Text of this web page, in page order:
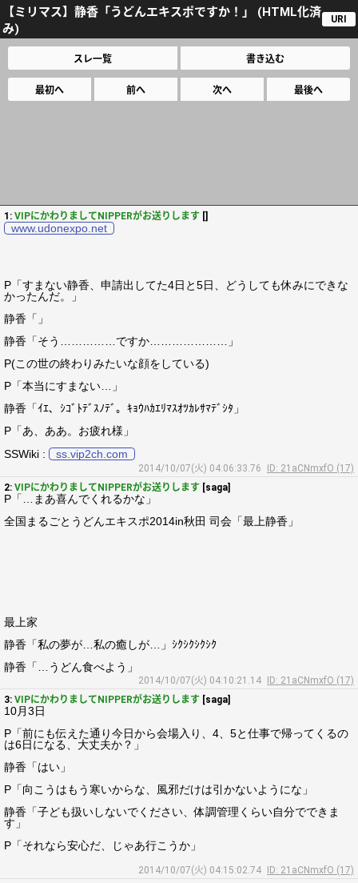
【ミリマス】静香「うどんエキスポですか！」 (HTML化済
み)
URI
スレ一覧 書き込む
最初へ 前へ 次へ 最後へ
1: VIPにかわりましてNIPPERがお送りします []
www.udonexpo.net
P「すまない静香、申請出してた4日と5日、どうしても休みにできな
かったんだ。」
静香「」
静香「そう……………ですか…………………」
P(この世の終わりみたいな顔をしている)
P「本当にすまない…」
静香「ｲｴ、ｼｺﾞﾄﾃﾞｽﾉﾃﾞ。ｷｮｳﾊｶｴﾘﾏｽｵﾂｶﾚｻﾏﾃﾞｼﾀ」
P「あ、ああ。お疲れ様」
SSWiki :
ss.vip2ch.com
2014/10/07(火) 04:06:33.76
ID: 21aCNmxfO (17)
2: VIPにかわりましてNIPPERがお送りします [saga]
P「…まあ喜んでくれるかな」
全国まるごとうどんエキスポ2014in秋田 司会「最上静香」
最上家
静香「私の夢が…私の癒しが…」ｼｸｼｸｼｸｼｸ
静香「…うどん食べよう」
2014/10/07(火) 04:10:21.14
ID: 21aCNmxfO (17)
3: VIPにかわりましてNIPPERがお送りします [saga]
10月3日
P「前にも伝えた通り今日から会場入り、4、5と仕事で帰ってくるの
は6日になる、大丈夫か？」
静香「はい」
P「向こうはもう寒いからな、風邪だけは引かないようにな」
静香「子ども扱いしないでください、体調管理くらい自分でできま
す」
P「それなら安心だ、じゃあ行こうか」
2014/10/07(火) 04:15:02.74
ID: 21aCNmxfO (17)